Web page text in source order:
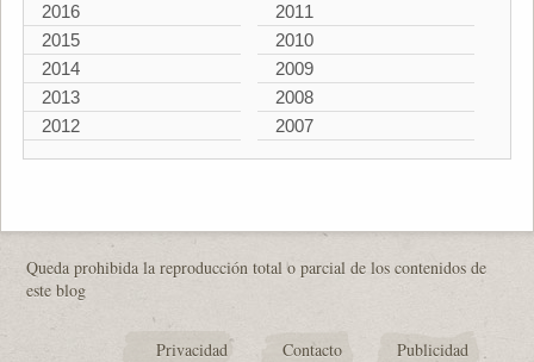
2016
2015
2014
2013
2012
2011
2010
2009
2008
2007
Queda prohibida la reproducción total o parcial de los contenidos de
este blog
Privacidad Contacto Publicidad